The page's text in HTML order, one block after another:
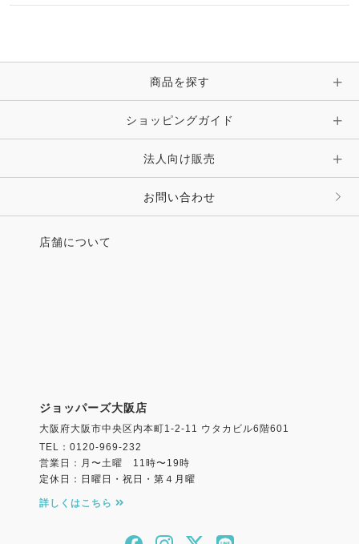
時計・財布・キーケース・革小物
キーホルダー・チャーム・ストラップ
その他 ファッション雑貨
ピン・ブローチ・コサージュ
その他 アクセサリー
商品を探す
ショッピングガイド
法人向け販売
お問い合わせ
店舗について
ジョッパーズ大阪店
大阪府大阪市中央区内本町1-2-11 ウタカビル6階601
TEL：0120-969-232
営業日：月〜土曜 11時〜19時
定休日：日曜日・祝日・第４月曜
詳しくはこちら